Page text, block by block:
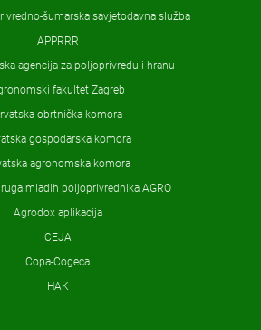
šumarska savjetodavna služba
APPRRR
agencija za poljoprivredu i hranu
fakultet Zagreb
obrtnička komora
gospodarska komora
agronomska komora
mladih poljoprivrednika AGRO
Agrodox aplikacija
CEJA
Copa-Cogeca
HAK